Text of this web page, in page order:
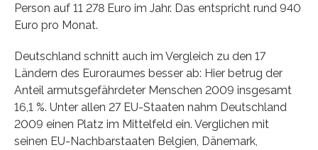
Person auf 11 278 Euro im Jahr. Das entspricht rund 940
Euro pro Monat.
Deutschland schnitt auch im Vergleich zu den 17
Ländern des Euroraumes besser ab: Hier betrug der
Anteil armutsgefährdeter Menschen 2009 insgesamt
16,1 %. Unter allen 27 EU-Staaten nahm Deutschland
2009 einen Platz im Mittelfeld ein. Verglichen mit
seinen EU-Nachbarstaaten Belgien, Dänemark,